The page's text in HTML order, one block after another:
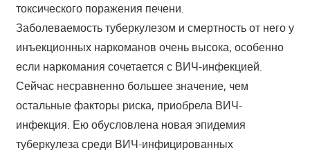
токсического поражения печени.
Заболеваемость туберкулезом и смертность от него у
инъекционных наркоманов очень высока, особенно
если наркомания сочетается с ВИЧ-инфекцией.
Сейчас несравненно большее значение, чем
остальные факторы риска, приобрела ВИЧ-
инфекция. Ею обусловлена новая эпидемия
туберкулеза среди ВИЧ-инфицированных